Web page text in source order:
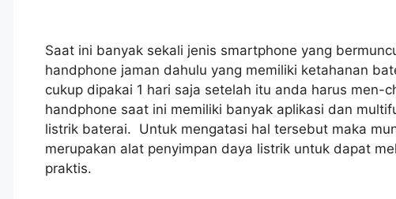
Saat ini banyak sekali jenis smartphone yang
handphone jaman dahulu yang memiliki ketahanan
cukup dipakai 1 hari saja setelah itu anda harus
handphone saat ini memiliki banyak aplikasi dan
listrik baterai. Untuk mengatasi hal tersebut maka
merupakan alat penyimpan daya listrik untuk dapat
praktis.